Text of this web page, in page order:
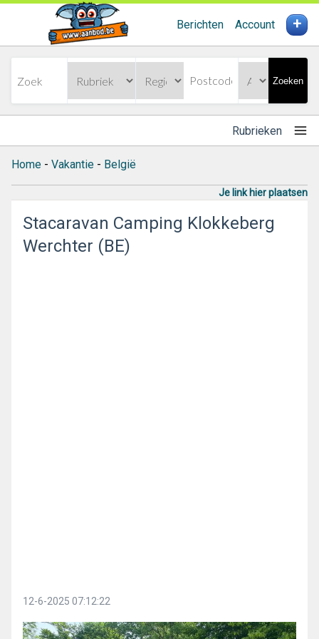
Berichten Account +
Zoeken
Rubrieken
Home - Vakantie - België
Je link hier plaatsen
Stacaravan Camping Klokkeberg
Werchter (BE)
12-6-2025 07:12:22